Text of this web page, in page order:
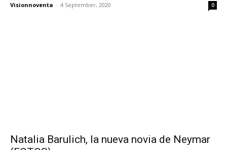
Visionnoventa - 4 September, 2020 0
Natalia Barulich, la nueva novia de Neymar